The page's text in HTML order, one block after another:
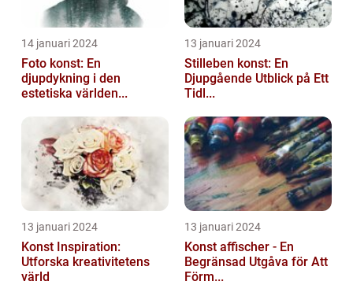
14 januari 2024
Foto konst: En
djupdykning i den
estetiska världen...
13 januari 2024
Stilleben konst: En
Djupgående Utblick på Ett
Tidl...
13 januari 2024
Konst Inspiration:
Utforska kreativitetens
värld
13 januari 2024
Konst affischer - En
Begränsad Utgåva för Att
Förm...